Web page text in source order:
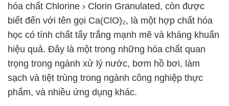
hóa chất Chlorine › Clorin Granulated, còn được
biết đến với tên gọi Ca(ClO)₂, là một hợp chất hóa
học có tính chất tẩy trắng mạnh mẽ và kháng khuẩn
hiệu quả. Đây là một trong những hóa chất quan
trọng trong ngành xử lý nước, bơm hồ bơi, làm
sạch và tiệt trùng trong ngành công nghiệp thực
phẩm, và nhiều ứng dụng khác.